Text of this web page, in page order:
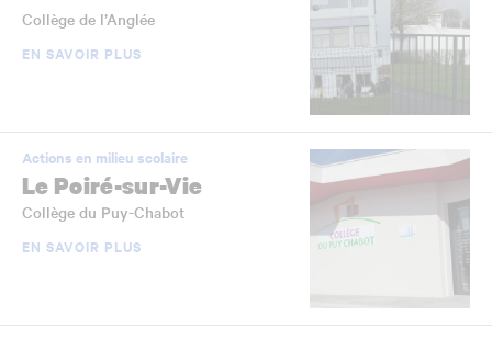
Collège de l’Anglée
EN SAVOIR PLUS
Actions en milieu scolaire
Le Poiré-sur-Vie
Collège du Puy-Chabot
EN SAVOIR PLUS